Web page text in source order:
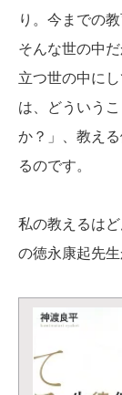
り。今までの
そんな世の中
立つ世の中に
は、どういう
か？」、教え
るのです。
私の教えるは
の徳永康起先